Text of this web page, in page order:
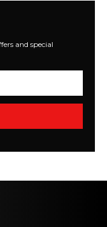
and special